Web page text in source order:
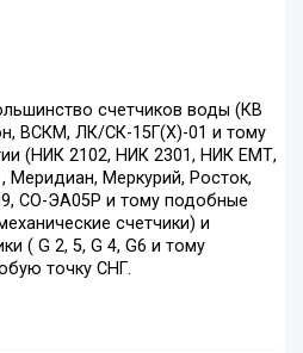
счетчиков воды (КВ
ВСКМ, ЛК/СК-15Г(Х)-01 и тому
(НИК 2102, НИК 2301, НИК ЕМТ,
Меркурий, Росток,
СО-ЭА05P и тому подобные
счетчики) и
( G 2, 5, G 4, G6 и тому
точку СНГ.